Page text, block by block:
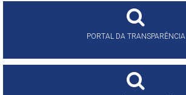
PORTAL DA TRANSPARÊNCIA